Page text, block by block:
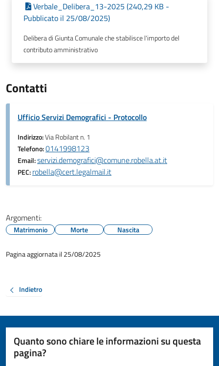
Verbale_Delibera_13-2025 (240,29 KB -
Pubblicato il 25/08/2025)
Delibera di Giunta Comunale che stabilisce l'importo del
contributo amministrativo
Contatti
Ufficio Servizi Demografici - Protocollo
Indirizzo:Via Robilant n. 1
Telefono:0141998123
Email:servizi.demografici@comune.robella.at.it
PEC:robella@cert.legalmail.it
Argomenti:
Matrimonio Morte Nascita
Pagina aggiornata il 25/08/2025
Indietro
Quanto sono chiare le informazioni su questa
pagina?